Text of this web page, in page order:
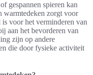
gespannen spieren kan
warmtedeken zorgt voor
voor het verminderen van
aan het bevorderen van
zijn op andere
die door fysieke activiteit